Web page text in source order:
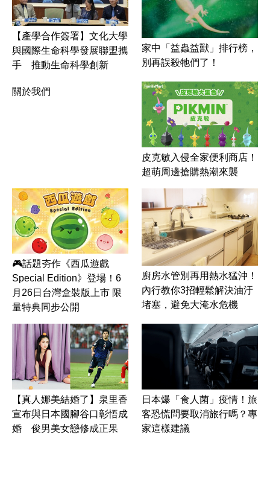
【產學合作簽署】文化大學
與國際生命科學發展聯盟攜
手 推動生命科學創新
家中「益蟲益獸」排行榜，
別再誤殺牠們了！
關於我們
皮克敏入侵全家便利商店！
超萌周邊搶購熱潮來襲
🎮話題夯作《西瓜遊戲
Special Edition》登場！6
月26日台灣盒裝版上市 限
量特典同步公開
廚房水管別再用熱水猛沖！
內行教你3招輕鬆解決油汙
堵塞，避免大淹水危機
【真人娜美結婚了】泉里香
宣布與日本國腳谷口彰悟成
婚 俊男美女戀修成正果
日本爆「食人菌」疫情！旅
客恐慌問要取消旅行嗎？專
家這樣建議